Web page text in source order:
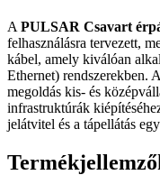
A PULSAR Csavart
felhasználásra tervezett,
kábel, amely kiválóan
Ethernet) rendszerekben.
megoldás kis- és
infrastruktúrák
jelátvitel és a tápellátás